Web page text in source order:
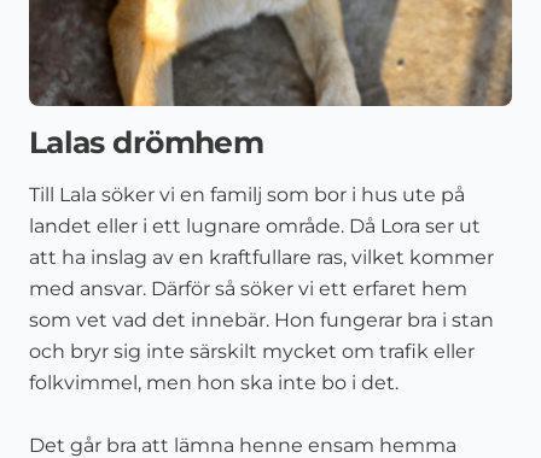
Lalas drömhem
Till Lala söker vi en familj som bor i hus ute på
landet eller i ett lugnare område. Då Lora ser ut
att ha inslag av en kraftfullare ras, vilket kommer
med ansvar. Därför så söker vi ett erfaret hem
som vet vad det innebär. Hon fungerar bra i stan
och bryr sig inte särskilt mycket om trafik eller
folkvimmel, men hon ska inte bo i det.
Det går bra att lämna henne ensam hemma